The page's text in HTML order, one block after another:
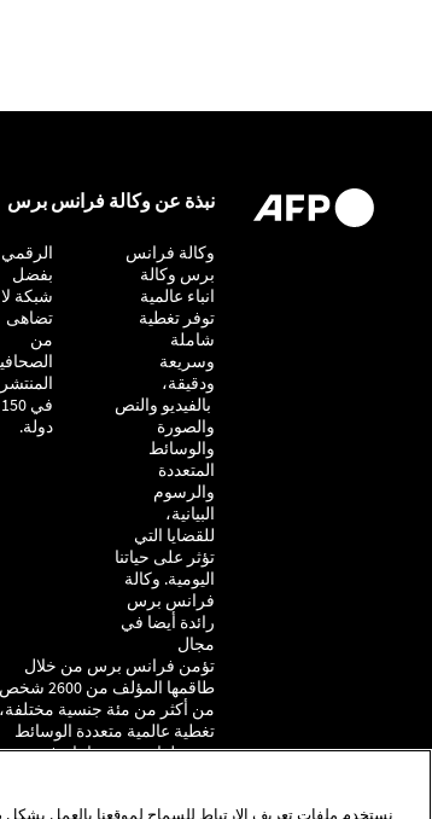
نبذة عن وكالة فرانس برس
وكالة فرانس
برس وكالة
انباء عالمية
توفر تغطية
شاملة
وسريعة
ودقيقة،
بالفيديو والنص
والصورة
والوسائط
المتعددة
والرسوم
البيانية،
للقضايا التي
تؤثر على حياتنا
اليومية. وكالة
فرانس برس
رائدة أيضا في
مجال
الرقمي
بفضل
شبكة لا
تضاهى
من
في 150
دولة.
تؤمن فرانس برس من خلال
طاقمها المؤلف من 2600 شخص
من أكثر من مئة جنسية مختلفة،
تغطية عالمية متعددة الوسائط
بست لغات بنوعية انتاج فريدة،
نستخدم ملفات تعريف الارتباط للسماح لموقعنا بالعمل